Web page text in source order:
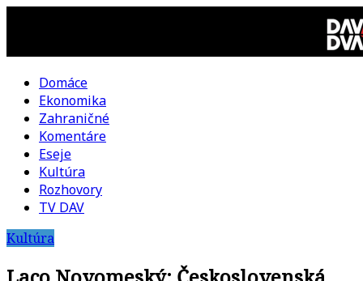
DAV
DVA
kultúrno-
politická
Domáce
Ekonomika
Zahraničné
Komentáre
Eseje
Kultúra
Rozhovory
TV DAV
Kultúra